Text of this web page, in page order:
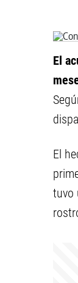
El
El
tuvo